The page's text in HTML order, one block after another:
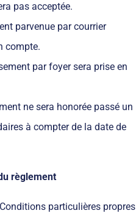
pas acceptée.
parvenue par courrier
compte.
par foyer sera prise en
ne sera honorée passé un
à compter de la date de
règlement
particulières propres